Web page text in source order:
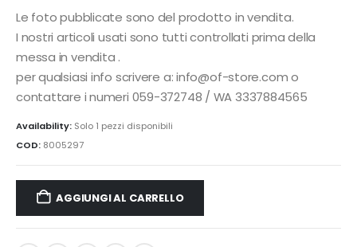
Le foto pubblicate sono del prodotto in vendita.
I nostri articoli usati sono tutti controllati prima della
messa in vendita .
per qualsiasi info scrivere a: info@of-store.com o
contattare i numeri 059-372748 / WA 3337884565
Availability: Solo 1 pezzi disponibili
COD: 8005297
AGGIUNGI AL CARRELLO